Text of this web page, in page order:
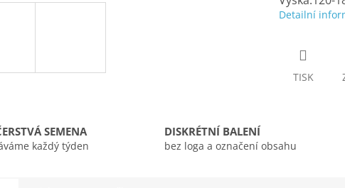
Detailní
TISK
SEMENA
každý týden
DISKRÉTNÍ BALENÍ
bez loga a označení obsahu